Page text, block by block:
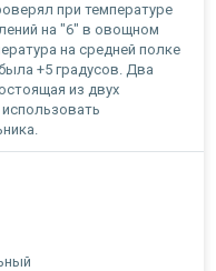
при температуре
на "6" в овощном
на средней полке
+5 градусов. Два
из двух